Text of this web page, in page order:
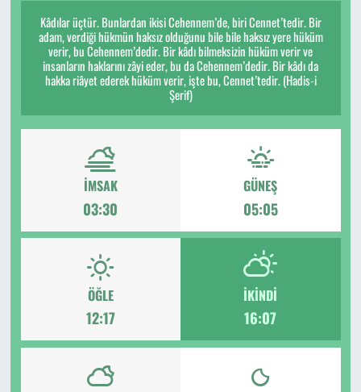
Kâdılar üçtür. Bunlardan ikisi Cehennem’de, biri Cennet’tedir. Bir
adam, verdiği hükmün haksız olduğunu bile bile haksız yere hüküm
verir, bu Cehennem’dedir. Bir kâdı bilmeksizin hüküm verir ve
insanların haklarını zâyi eder, bu da Cehennem’dedir. Bir kâdı da
hakka riâyet ederek hüküm verir, işte bu, Cennet’tedir. (Hadis-i
Şerif)
İMSAK
03:30
GÜNEŞ
05:05
ÖĞLE
12:17
İKINDI
16:07